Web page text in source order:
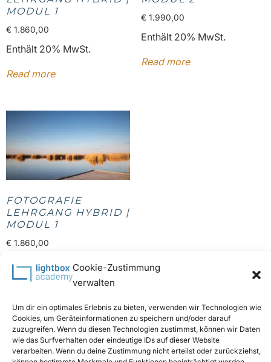
Cookie-Zustimmung
verwalten
Um dir ein optimales Erlebnis zu bieten, verwenden wir Technologien wie
Cookies, um Geräteinformationen zu speichern und/oder darauf
zuzugreifen. Wenn du diesen Technologien zustimmst, können wir Daten
wie das Surfverhalten oder eindeutige IDs auf dieser Website
verarbeiten. Wenn du deine Zustimmung nicht erteilst oder zurückziehst,
MODUL 1
€ 1.860,00
Enthält 20% MwSt.
Read more
€ 1.990,00
Enthält 20% MwSt.
Read more
FOTOGRAFIE
LEHRGANG HYBRID |
MODUL 1
€ 1.860,00
Enthält 20% MwSt.